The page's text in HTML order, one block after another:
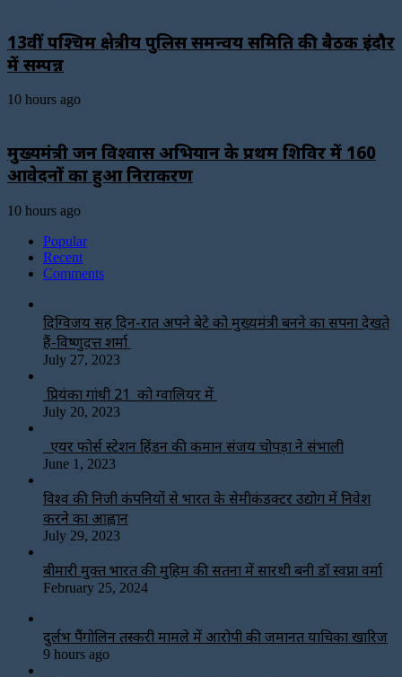
13वीं पश्चिम क्षेत्रीय पुलिस समन्वय समिति की बैठक इंदौर
में सम्पन्न
10 hours ago
मुख्यमंत्री जन विश्वास अभियान के प्रथम शिविर में 160
आवेदनों का हुआ निराकरण
10 hours ago
Popular
Recent
Comments
दिग्विजय सिंह दिन-रात अपने बेटे को मुख्यमंत्री बनने का सपना देखते
हैं-विष्णुदत्त शर्मा
July 27, 2023
प्रियंका गांधी 21 को ग्वालियर में
July 20, 2023
एयर फोर्स स्टेशन हिंडन की कमान संजय चोपड़ा ने संभाली
June 1, 2023
विश्‍व की निजी कंपनियों से भारत के सेमीकंडक्टर उद्योग में निवेश
करने का आह्वान
July 29, 2023
बीमारी मुक्त भारत की मुहिम की सतना में सारथी बनी डाॅ स्वप्ना वर्मा
February 25, 2024
दुर्लभ पैंगोलिन तस्करी मामले में आरोपी की जमानत याचिका खारिज
9 hours ago